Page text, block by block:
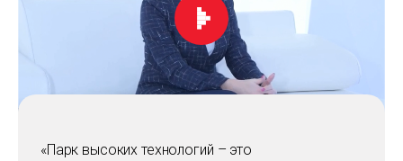
«Парк высоких технологий – это